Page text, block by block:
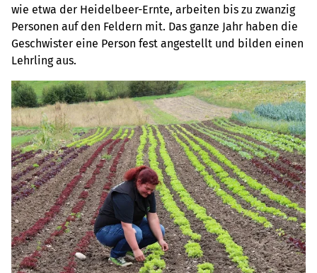
wie etwa der Heidelbeer-Ernte, arbeiten bis zu zwanzig
Personen auf den Feldern mit. Das ganze Jahr haben die
Geschwister eine Person fest angestellt und bilden einen
Lehrling aus.